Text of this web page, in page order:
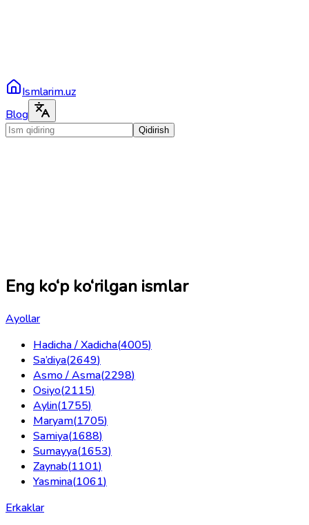
Ismlarim.uz
Blog
Qidirish
Eng ko‘p ko‘rilgan ismlar
Ayollar
Hadicha / Xadicha(4005)
Sa’diya(2649)
Asmo / Asma(2298)
Osiyo(2115)
Aylin(1755)
Maryam(1705)
Samiya(1688)
Sumayya(1653)
Zaynab(1101)
Yasmina(1061)
Erkaklar